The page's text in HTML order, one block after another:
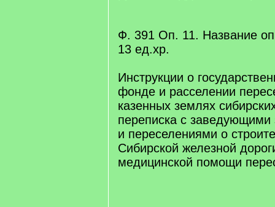
Ф. 391 Оп. 11. Название
13 eд.xр.
Инструкции о
фонде и расселении
казенных землях
переписка с заведующими
и переселениями о
Сибирской железной
медицинской помощи